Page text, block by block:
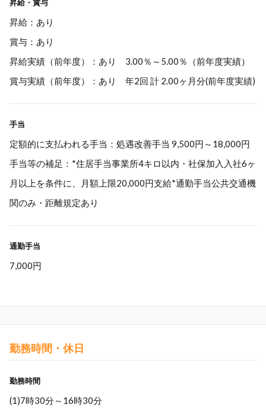
昇給・賞与
昇給：あり
賞与：あり
昇給実績（前年度）：あり 3.00％～5.00％（前年度実績）
賞与実績（前年度）：あり 年2回 計 2.00ヶ月分(前年度実績)
手当
定額的に支払われる手当：処遇改善手当 9,500円～18,000円
手当等の補足：*住居手当事業所4キロ以内・社保加入入社6ヶ
月以上を条件に、月額上限20,000円支給*通勤手当公共交通機
関のみ・距離規定あり
通勤手当
7,000円
勤務時間・休日
勤務時間
(1)7時30分～16時30分